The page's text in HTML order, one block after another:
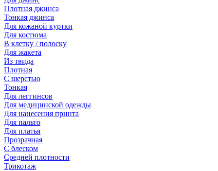
Плотная джинса
Тонкая джинса
Для кожаной куртки
Для костюма
В клетку / полоску
Для жакета
Из твида
Плотная
С шерстью
Тонкая
Для леггинсов
Для медицинской одежды
Для нанесения принта
Для пальто
Для платья
Прозрачная
С блеском
Средней плотности
Трикотаж